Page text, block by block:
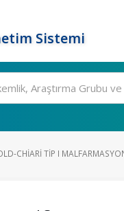
Sistemi
CHIARI TIP I